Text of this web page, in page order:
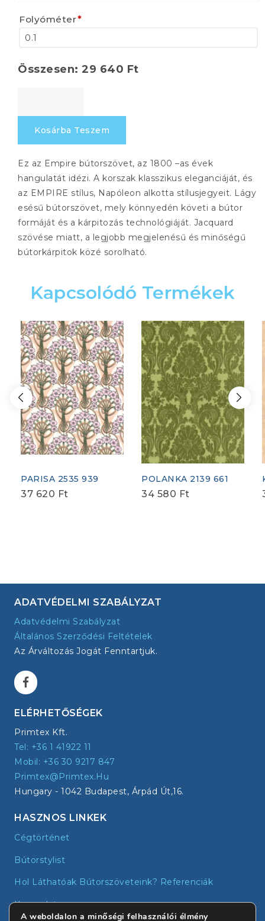
Folyóméter*
Összesen: 29 640 Ft
Kosárba Teszem
Ez az Empire bútorszövet, az 1800 –as évek
hangulatát idézi. A korszak klasszikus eleganciáját, és
az EMPIRE stílus, Napóleon alkotta stílusjegyeit. Lágy
esésű bútorszövet, mely könnyedén követi a bútor
formáját és a kárpitozás technológiáját. Jacquard
szövése miatt, a legjobb megjelenésű és minőségű
bútorkárpitok közé sorolható.
Kapcsolódó Termékek
PARISA 2535 939
37 620 Ft
POLANKA 2139 661
34 580 Ft
ADATVÉDELMI SZABÁLYZAT
Adatvédelmi Szabályzat
Általános Szerződési Feltételek
Az Árváltozás Jogát Fenntartjuk.
ELÉRHETŐSÉGEK
Primtex Kft.
Tel: +36 1 41922 11
Mobil: +36 30 9217 847
Primtex@primtex.hu
Hungary - 1042 Budapest, Árpád Út,16.
HASZNOS LINKEK
Cégtörténet
Bútorstylist
Hol Láthatóak Bútorszöveteink? Referenciák
Kapcsolat
A weboldalon a minőségi felhasználói élmény